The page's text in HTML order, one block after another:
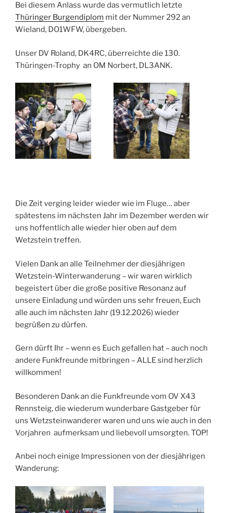
Bei diesem Anlass wurde das vermutlich letzte
Thüringer Burgendiplom mit der Nummer 292 an
Wieland, DO1WFW, übergeben.
Unser DV Roland, DK4RC, überreichte die 130.
Thüringen-Trophy an OM Norbert, DL3ANK.
Die Zeit verging leider wieder wie im Fluge… aber
spätestens im nächsten Jahr im Dezember werden wir
uns hoffentlich alle wieder hier oben auf dem
Wetzstein treffen.
Vielen Dank an alle Teilnehmer der diesjährigen
Wetzstein-Winterwanderung – wir waren wirklich
begeistert über die große positive Resonanz auf
unsere Einladung und würden uns sehr freuen, Euch
alle auch im nächsten Jahr (19.12.2026) wieder
begrüßen zu dürfen.
Gern dürft Ihr – wenn es Euch gefallen hat – auch noch
andere Funkfreunde mitbringen – ALLE sind herzlich
willkommen!
Besonderen Dank an die Funkfreunde vom OV X43
Rennsteig, die wiederum wunderbare Gastgeber für
uns Wetzsteinwanderer waren und uns wie auch in den
Vorjahren aufmerksam und liebevoll umsorgten. TOP!
Anbei noch einige Impressionen von der diesjährigen
Wanderung: